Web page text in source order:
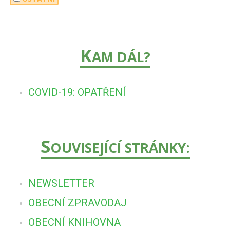
KAM DÁL?
COVID-19: OPATŘENÍ
SOUVISEJÍCÍ STRÁNKY:
NEWSLETTER
OBECNÍ ZPRAVODAJ
OBECNÍ KNIHOVNA